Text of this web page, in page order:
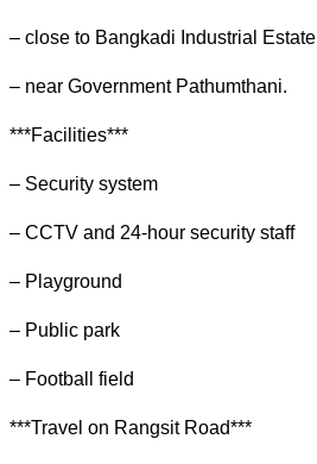
– close to Bangkadi Industrial Estate
– near Government Pathumthani.
***Facilities***
– Security system
– CCTV and 24-hour security staff
– Playground
– Public park
– Football field
***Travel on Rangsit Road***